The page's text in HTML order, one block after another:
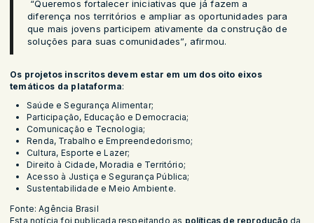
“Queremos fortalecer iniciativas que já fazem a
diferença nos territórios e ampliar as oportunidades para
que mais jovens participem ativamente da construção de
soluções para suas comunidades”, afirmou.
Os projetos inscritos devem estar em um dos oito eixos
temáticos da plataforma:
Saúde e Segurança Alimentar;
Participação, Educação e Democracia;
Comunicação e Tecnologia;
Renda, Trabalho e Empreendedorismo;
Cultura, Esporte e Lazer;
Direito à Cidade, Moradia e Território;
Acesso à Justiça e Segurança Pública;
Sustentabilidade e Meio Ambiente.
Fonte: Agência Brasil
Esta notícia foi publicada respeitando as políticas de reprodução da